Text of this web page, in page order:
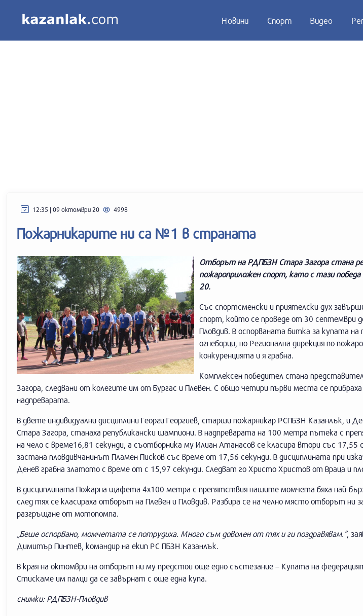
Новини Спорт Видео
12:35 | 09 октомври 20 4998
Пожарникарите ни са №1 в страната
Отборът на РДПБЗН Стара Загора стана
пожароприложен спорт, като с тази
20.
Със спортсменски и приятелски дух
спорт, който се проведе от 30 септември
Пловдив. В оспорваната битка за купата на
огнеборци, но Регионална дирекция по
конкуренцията и я грабна.
Комплексен победител стана
Загора, следвани от колегите им от Бургас и Плевен. С общо четири първи места се
надпреварата.
В двете индивидуални дисциплини Георги Георгиев, старши пожарникар РСПБЗН Казанлък, и
Стара Загора, станаха републикански шампиони. В надпреварата на 100 метра пътека с
на чело с време16,81 секунди, а съотборника му Илиан Атанасов се класира втори със
застана пловдивчанинът Пламен Писков със време от 17,56 секунди. В дисциплината при
Денев грабна златото с време от с 15,97 секунди. Следват го Христо Христов от Враца и
В дисциплината Пожарна щафета 4х100 метра с препятствия нашите момчета бяха най-
след тях се класираха отборът на Плевен и Пловдив. Разбира се на челно място отборът ни
разгръщане от мотопомпа.
„Беше оспорвано, момчетата се потрудиха. Много съм доволен от тях и ги поздравявам.”,
Димитър Пинтев, командир на екип РС ПБЗН Казанлък.
В края на октомври на отборът ни му предстои още едно състезание – Купата на
Стискаме им палци да се завърнат с още една купа.
снимки: РДПБЗН-Пловдив